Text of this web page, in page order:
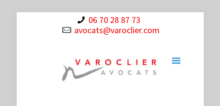
06 70 28 87 73
avocats@varoclier.com